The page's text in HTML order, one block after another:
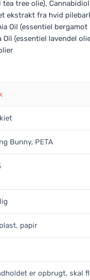
tree olie),
fra hvid
Oil (essentiel
(essentiel lavendel
Bunny, PETA
papir
er opbrugt, skal